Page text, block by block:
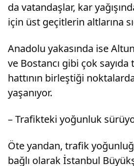
da vatandaşlar, kar
için üst geçitlerin altlarına
Anadolu yakasında ise
ve Bostancı gibi çok sayıda
hattının birleştiği
yaşanıyor.
– Trafikteki yoğunluk
Öte yandan, trafik
bağlı olarak İstanbul